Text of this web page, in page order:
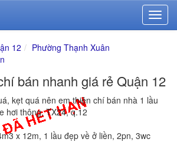
12
Phường Thạnh Xuân
bán nhanh giá rẻ Quận 12
kẹt quá nên em thiện chí bán nhà 1 lầu
hơi thông, TX24, q.12
x 12m, 1 lầu đẹp về ở liền, 2pn, 3wc